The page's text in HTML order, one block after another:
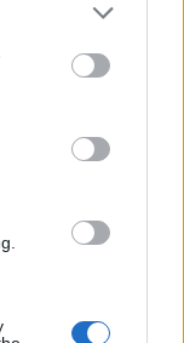
or more Google
may click to
party tags to
in below Google
του 1821
σε
του, με
έδρα του
του πλευρά
7» στις